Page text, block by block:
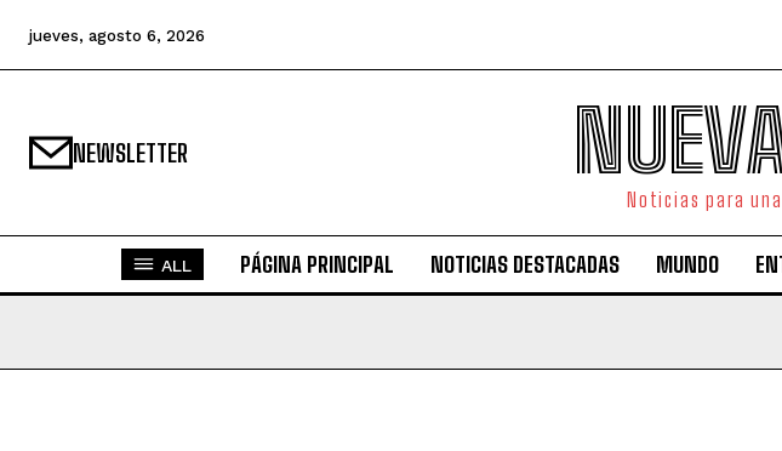
jueves, agosto 6, 2026
NEWSLETTER
Noticias para una
ALL PÁGINA PRINCIPAL NOTICIAS DESTACADAS MUNDO